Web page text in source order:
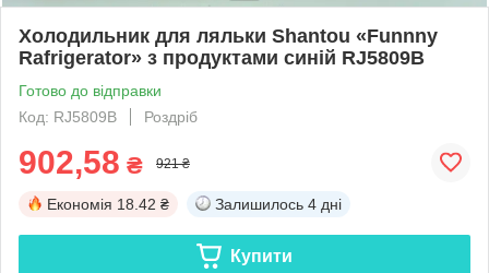
Холодильник для ляльки Shantou «Funnny
Rafrigerator» з продуктами синій RJ5809B
Готово до відправки
Код: RJ5809B
Роздріб
902,58 ₴ 921 ₴
Економія 18.42 ₴ Залишилось 4 дні
Купити